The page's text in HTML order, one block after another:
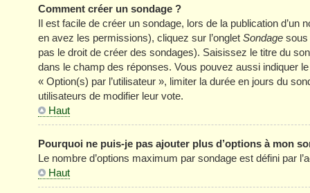
Comment créer un sondage ?
Il est facile de créer un sondage, lors de la publication
en avez les permissions), cliquez sur l’onglet Sondage sous
pas le droit de créer des sondages). Saisissez le titre du
dans le champ des réponses. Vous pouvez aussi indiquer
« Option(s) par l’utilisateur », limiter la durée en jours du
utilisateurs de modifier leur vote.
Haut
Pourquoi ne puis-je pas ajouter plus d’options à mon
Le nombre d’options maximum par sondage est défini par
Haut